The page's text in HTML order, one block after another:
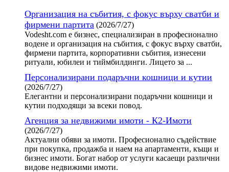
Организация на събития, с фокус върху сватби и
фирмени партита (2026/7/27)
Vodesht.com е бизнес, специализиран в професионално
водене и организация на събития, с фокус върху сватби,
фирмени партита, корпоративни събития, изнесени
ритуали, юбилеи и тиймбилдинги. Лицето за ...
Персонализирани подаръчни кошници и кутии
(2026/7/27)
Елегантни и персонализирани подаръчни кошници и
кутии подходящи за всеки повод.
Агенция за недвижими имоти - К2-Имоти
(2026/7/27)
Актуални обяви за имоти. Професионално съдействие
при покупка, продажба и наем на апартаменти, къщи и
бизнес имоти. Богат набор от услуги касаещи различни
видове недвижими имоти.